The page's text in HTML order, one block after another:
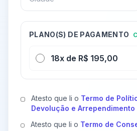
PLANO(S) DE PAGAMENTO
18x de R$ 195,00
Atesto que li o Termo de
Devolução e Arrependimento
Atesto que li o Termo de